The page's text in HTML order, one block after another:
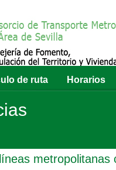
de ruta Horarios